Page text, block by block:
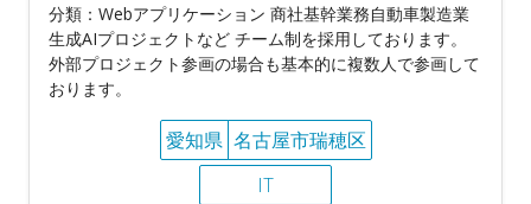
分類：Webアプリケーション 商社基幹業務自動車製造業
生成AIプロジェクトなど チーム制を採用しております。
外部プロジェクト参画の場合も基本的に複数人で参画して
おります。
愛知県 名古屋市瑞穂区
IT